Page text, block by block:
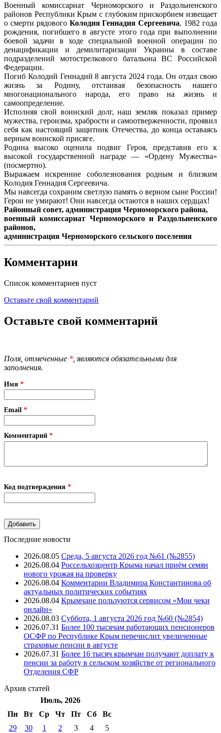
Военный комиссариат Черноморского и Раздольненского
районов Республики Крым с глубоким прискорбием извещает
о смерти рядового Колодия Геннадия Сергеевича, 1982 года
рождения, погибшего в августе этого года при выполнении
боевой задачи в ходе специальной военной операции по
денацификации и демилитаризации Украины в составе
подразделений мотострелкового батальона ВС Российской
Федерации.
Погиб Колодий Геннадий 8 августа 2024 года. Он отдал свою
жизнь за Родину, отстаивая безопасность нашего
многонационального народа, его право на жизнь и
самоопределение.
Исполняя свой воинский долг, наш земляк показал пример
мужества, героизма, храбрости и самоотверженности, проявил
себя как настоящий защитник Отечества, до конца оставаясь
верным воинской присяге.
Родина высоко оценила подвиг Героя, представив его к
высокой государственной награде — «Ордену Мужества»
(посмертно).
Выражаем искренние соболезнования родным и близким
Колодия Геннадия Сергеевича.
Мы навсегда сохраним светлую память о верном сыне России!
Герои не умирают! Они навсегда остаются в наших сердцах!
Районный совет, администрация Черноморского района,
военный комиссариат Черноморского и Раздольненского
районов,
администрация Черноморского сельского поселения
Комментарии
Список комментариев пуст
Оставьте свой комментарий
Оставьте свой комментарий
Поля, отмеченные * , являются обязательными для
заполнения.
Имя *
Email *
Комментарий *
Код подтверждения *
Последние новости
2026.08.05 Среда, 5 августа 2026 год №61 (№2855)
2026.08.04 Россельхозцентр Крыма начал приём семян
нового урожая на проверку
2026.08.04 Комментарии Владимира Константинова об
актуальных политических событиях
2026.08.04 Крымчане пользуются сервисом «Мои чеки
онлайн»
2026.08.03 Суббота, 1 августа 2026 год №60 (№2854)
2026.07.31 Более 100 тысячам работающих пенсионеров
ОСФР по Республике Крым перечислит увеличенные
страховые пенсии в августе
2026.07.31 Более 16 тысяч крымчан получают доплату к
пенсии за работу в сельском хозяйстве от регионального
Отделения СФР
Архив статей
Июль, 2026
Пн
Вт Ср Чт Пт Cб
Вс
29
30 1 2 3 4
5